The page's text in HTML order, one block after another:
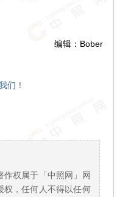
编辑：Bober
们！
作权属于「中照网」网
权，任何人不得以任何